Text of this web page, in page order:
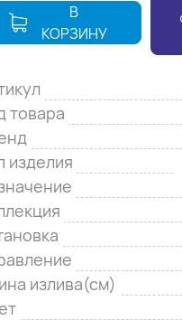
В
КОРЗИНУ
товара
изделия
излива(см)